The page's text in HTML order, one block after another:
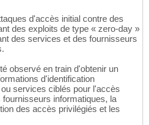
d'accès initial contre des
des exploits de type « zero-day »
des services et des fournisseurs
observé en train d'obtenir un
d'identification
services ciblés pour l'accès
informatiques, la
des accès privilégiés et les